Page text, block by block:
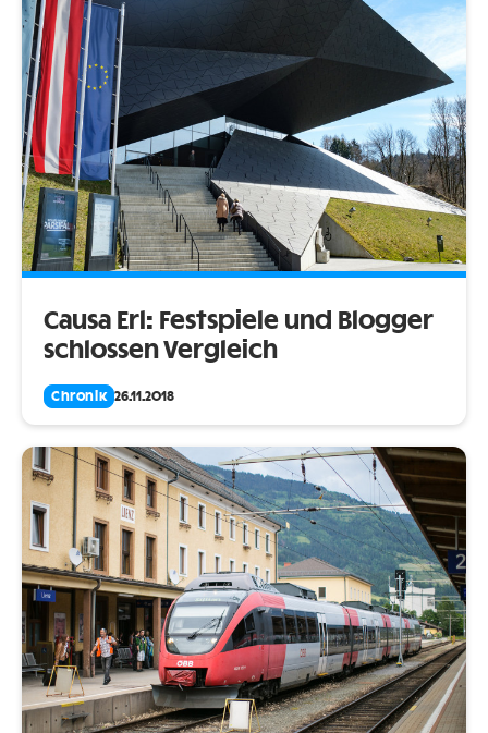
Causa Erl: Festspiele und Blogger
schlossen Vergleich
Chronik 26.11.2018